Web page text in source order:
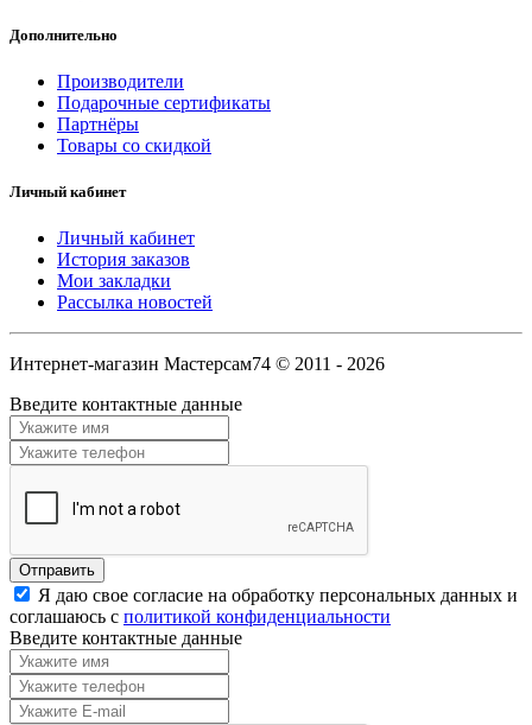
Дополнительно
Производители
Подарочные сертификаты
Партнёры
Товары со скидкой
Личный кабинет
Личный кабинет
История заказов
Мои закладки
Рассылка новостей
Интернет-магазин Мастерсам74 © 2011 - 2026
Введите контактные данные
Я даю свое согласие на обработку персональных данных и
соглашаюсь с политикой конфиденциальности
Введите контактные данные